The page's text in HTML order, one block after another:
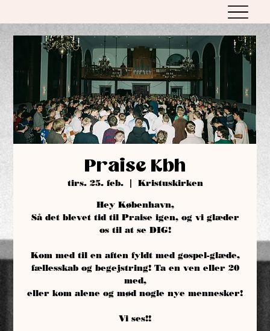
Praise Kbh
tirs. 25. feb.
  |
Kristuskirken
Hey København,
Så det blevet tid til Praise igen, og vi glæder
os til at se DIG!
Kom med til en aften fyldt med gospel-glæde,
fællesskab og begejstring! Ta en ven eller 20
med,
eller kom alene og mød nogle nye mennesker!
Vi ses!!